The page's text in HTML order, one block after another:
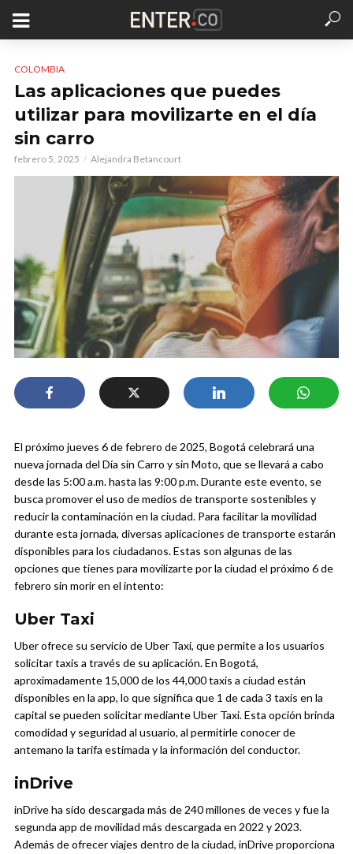
COLOMBIA
Las aplicaciones que puedes
utilizar para movilizarte en el día
sin carro
febrero 5, 2025 Alejandra Betancourt
El próximo jueves 6 de febrero de 2025, Bogotá celebrará una
nueva jornada del Día sin Carro y sin Moto, que se llevará a cabo
desde las 5:00 a.m. hasta las 9:00 p.m. Durante este evento, se
busca promover el uso de medios de transporte sostenibles y
reducir la contaminación en la ciudad. Para facilitar la movilidad
durante esta jornada, diversas aplicaciones de transporte estarán
disponibles para los ciudadanos. Estas son algunas de las
opciones que tienes para movilizarte por la ciudad el próximo 6 de
febrero sin morir en el intento:
Uber Taxi
Uber ofrece su servicio de Uber Taxi, que permite a los usuarios
solicitar taxis a través de su aplicación. En Bogotá,
aproximadamente 15,000 de los 44,000 taxis a ciudad están
disponibles en la app, lo que significa que 1 de cada 3 taxis en la
capital se pueden solicitar mediante Uber Taxi. Esta opción brinda
comodidad y seguridad al usuario, al permitirle conocer de
antemano la tarifa estimada y la información del conductor.
inDrive
inDrive ha sido descargada más de 240 millones de veces y fue la
segunda app de movilidad más descargada en 2022 y 2023.
Además de ofrecer viajes dentro de la ciudad, inDrive proporciona